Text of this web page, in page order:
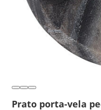
Prato porta-vela